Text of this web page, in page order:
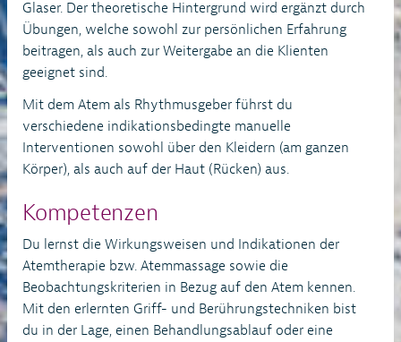
Glaser. Der theoretische Hintergrund wird ergänzt durch
Übungen, welche sowohl zur persönlichen Erfahrung
beitragen, als auch zur Weitergabe an die Klienten
geeignet sind.
Mit dem Atem als Rhythmusgeber führst du
verschiedene indikationsbedingte manuelle
Interventionen sowohl über den Kleidern (am ganzen
Körper), als auch auf der Haut (Rücken) aus.
Kompetenzen
Du lernst die Wirkungsweisen und Indikationen der
Atemtherapie bzw. Atemmassage sowie die
Beobachtungskriterien in Bezug auf den Atem kennen.
Mit den erlernten Griff- und Berührungstechniken bist
du in der Lage, einen Behandlungsablauf oder eine